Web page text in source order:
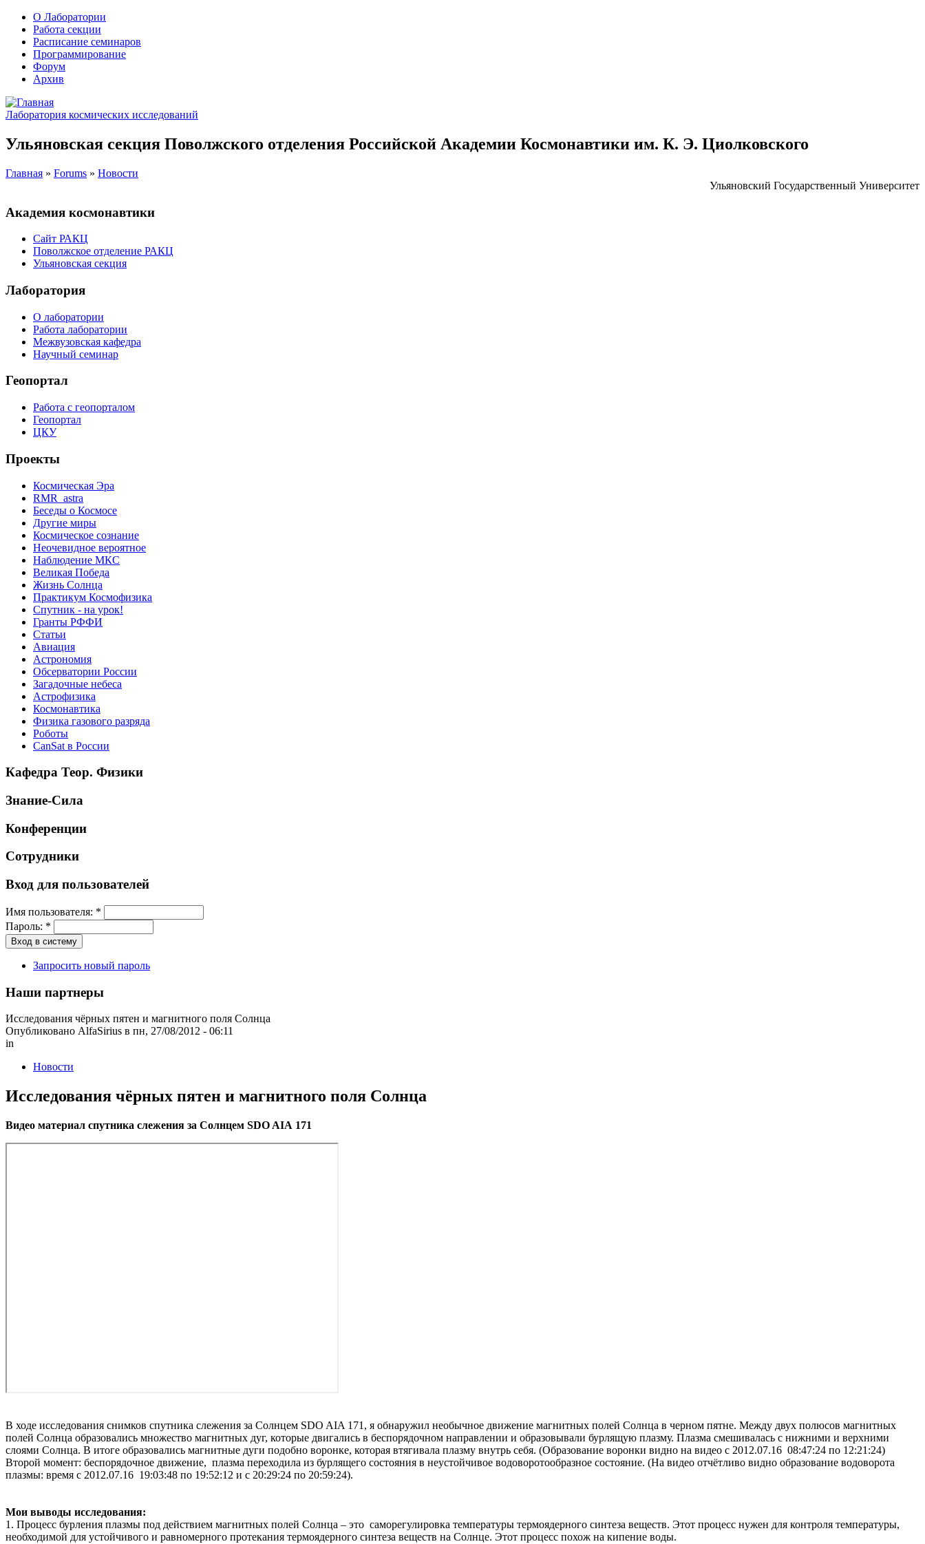
О Лаборатории
Работа секции
Расписание семинаров
Программирование
Форум
Архив
Лаборатория космических исследований
Ульяновская секция Поволжского отделения Российской Академии Космонавтики им. К. Э. Циолковского
Главная » Forums » Новости
Ульяновский Государственный Университет
Академия космонавтики
Сайт РАКЦ
Поволжское отделение РАКЦ
Ульяновская секция
Лаборатория
О лаборатории
Работа лаборатории
Межвузовская кафедра
Научный семинар
Геопортал
Работа с геопорталом
Геопортал
ЦКУ
Проекты
Космическая Эра
RMR_astra
Беседы о Космосе
Другие миры
Космическое сознание
Неочевидное вероятное
Наблюдение МКС
Великая Победа
Жизнь Солнца
Практикум Космофизика
Спутник - на урок!
Гранты РФФИ
Статьи
Авиация
Астрономия
Обсерватории России
Загадочные небеса
Астрофизика
Космонавтика
Физика газового разряда
Роботы
CanSat в России
Кафедра Теор. Физики
Знание-Сила
Конференции
Сотрудники
Вход для пользователей
Имя пользователя: *
Пароль: *
Запросить новый пароль
Наши партнеры
Исследования чёрных пятен и магнитного поля Солнца
Опубликовано AlfaSirius в пн, 27/08/2012 - 06:11
in
Новости
Исследования чёрных пятен и магнитного поля Солнца
Видео материал спутника слежения за Солнцем SDO AIA 171
В ходе исследования снимков спутника слежения за Солнцем SDO AIA 171, я обнаружил необычное движение магнитных полей Солнца в черном пятне. Между двух полюсов магнитных
полей Солнца образовались множество магнитных дуг, которые двигались в беспорядочном направлении и образовывали бурлящую плазму. Плазма смешивалась с нижними и верхними
слоями Солнца. В итоге образовались магнитные дуги подобно воронке, которая втягивала плазму внутрь себя. (Образование воронки видно на видео с 2012.07.16 08:47:24 по 12:21:24)
Второй момент: беспорядочное движение, плазма переходила из бурлящего состояния в неустойчивое водоворотообразное состояние. (На видео отчётливо видно образование водоворота
плазмы: время с 2012.07.16 19:03:48 по 19:52:12 и с 20:29:24 по 20:59:24).
Мои выводы исследования:
1. Процесс бурления плазмы под действием магнитных полей Солнца – это саморегулировка температуры термоядерного синтеза веществ. Этот процесс нужен для контроля температуры,
необходимой для устойчивого и равномерного протекания термоядерного синтеза веществ на Солнце. Этот процесс похож на кипение воды.